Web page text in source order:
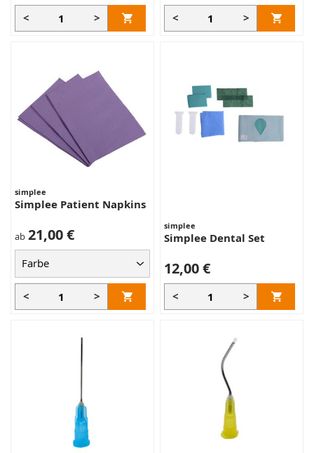
< > < >
simplee
Simplee Patient Napkins
ab 21,00 €
< >
simplee
Simplee Dental Set
12,00 €
< >